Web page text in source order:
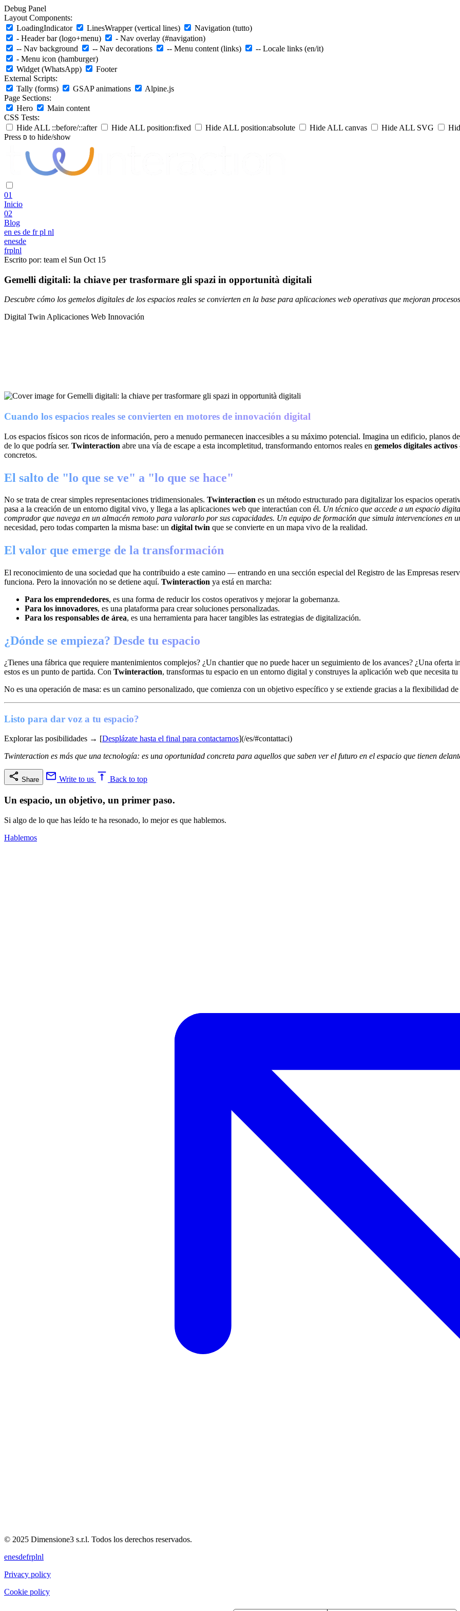
Debug Panel
Layout Components:
LoadingIndicator
LinesWrapper (vertical lines)
Navigation (tutto)
- Header bar (logo+menu)
- Nav overlay (#navigation)
-- Nav background
-- Nav decorations -- Menu content (links)
-- Locale links (en/it)
- Menu icon (hamburger)
Widget (WhatsApp)
Footer
External Scripts:
Tally (forms)
GSAP animations
Alpine.js
Page Sections:
Hero
Main content
CSS Tests:
Hide ALL ::before/::after
Hide ALL position:fixed Hide ALL position:absolute Hide ALL canvas Hide ALL SVG
Press D to hide/show
01
Inicio
02
Blog
en es de fr pl nl
enesde
frplnl
Escrito por: team el Sun Oct 15
Gemelli digitali: la chiave per trasformare gli spazi in opportunità digitali
Descubre cómo los gemelos digitales de los espacios reales se convierten en la base para aplicaciones web operativas que mejoran
Digital TwinAplicaciones Web Innovación
Cuando los espacios reales se convierten en motores de innovación digital
Los espacios físicos son ricos de información, pero a menudo permanecen inaccesibles a su máximo potencial. Imagina un edificio, planos
de lo que podría ser. Twinteraction abre una vía de escape a esta incompletitud, transformando entornos reales en gemelos digitales activos
concretos.
El salto de "lo que se ve" a "lo que se hace"
No se trata de crear simples representaciones tridimensionales. Twinteraction es un método estructurado para digitalizar los espacios
pasa a la creación de un entorno digital vivo, y llega a las aplicaciones web que interactúan con él. Un técnico que accede a un espacio
comprador que navega en un almacén remoto para valorarlo por sus capacidades. Un equipo de formación que simula intervenciones en
necesidad, pero todas comparten la misma base: un digital twin que se convierte en un mapa vivo de la realidad.
El valor que emerge de la transformación
El reconocimiento de una sociedad que ha contribuido a este camino — entrando en una sección especial del Registro de las Empresas
funciona. Pero la innovación no se detiene aquí. Twinteraction ya está en marcha:
Para los emprendedores, es una forma de reducir los costos operativos y mejorar la gobernanza.
Para los innovadores, es una plataforma para crear soluciones personalizadas.
Para los responsables de área, es una herramienta para hacer tangibles las estrategias de digitalización.
¿Dónde se empieza? Desde tu espacio
¿Tienes una fábrica que requiere mantenimientos complejos? ¿Un chantier que no puede hacer un seguimiento de los avances? ¿Una
estos es un punto de partida. Con Twinteraction, transformas tu espacio en un entorno digital y construyes la aplicación web que necesita
No es una operación de masa: es un camino personalizado, que comienza con un objetivo específico y se extiende gracias a la flexibilidad
Listo para dar voz a tu espacio?
Explorar las posibilidades → [Desplázate hasta el final para contactarnos](/es/#contattaci)
Twinteraction es más que una tecnología: es una oportunidad concreta para aquellos que saben ver el futuro en el espacio que tienen
Share Write to us Back to top
Un espacio, un objetivo, un primer paso.
Si algo de lo que has leído te ha resonado, lo mejor es que hablemos.
Hablemos
© 2025 Dimensione3 s.r.l. Todos los derechos reservados.
enesdefrplnl
Privacy policy
Cookie policy